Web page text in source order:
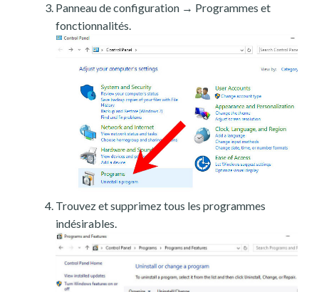
Panneau de configuration → Programmes et
fonctionnalités.
Trouvez et supprimez tous les programmes
indésirables.